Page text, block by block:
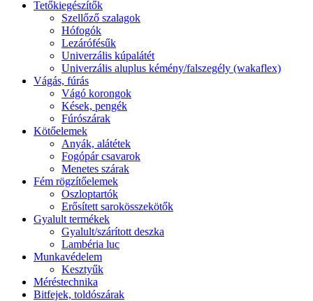
Tetőkiegészítők
Szellőző szalagok
Hófogók
Lezárófésűk
Univerzális kúpalátét
Univerzális aluplus kémény/falszegély (wakaflex)
Vágás, fúrás
Vágó korongok
Kések, pengék
Fúrószárak
Kötőelemek
Anyák, alátétek
Fogópár csavarok
Menetes szárak
Fém rögzítőelemek
Oszloptartók
Erősített sarokösszekötők
Gyalult termékek
Gyalult/szárított deszka
Lambéria luc
Munkavédelem
Kesztyűk
Méréstechnika
Bitfejek, toldószárak